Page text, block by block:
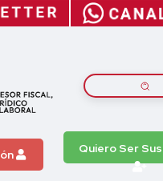
Quiero Ser